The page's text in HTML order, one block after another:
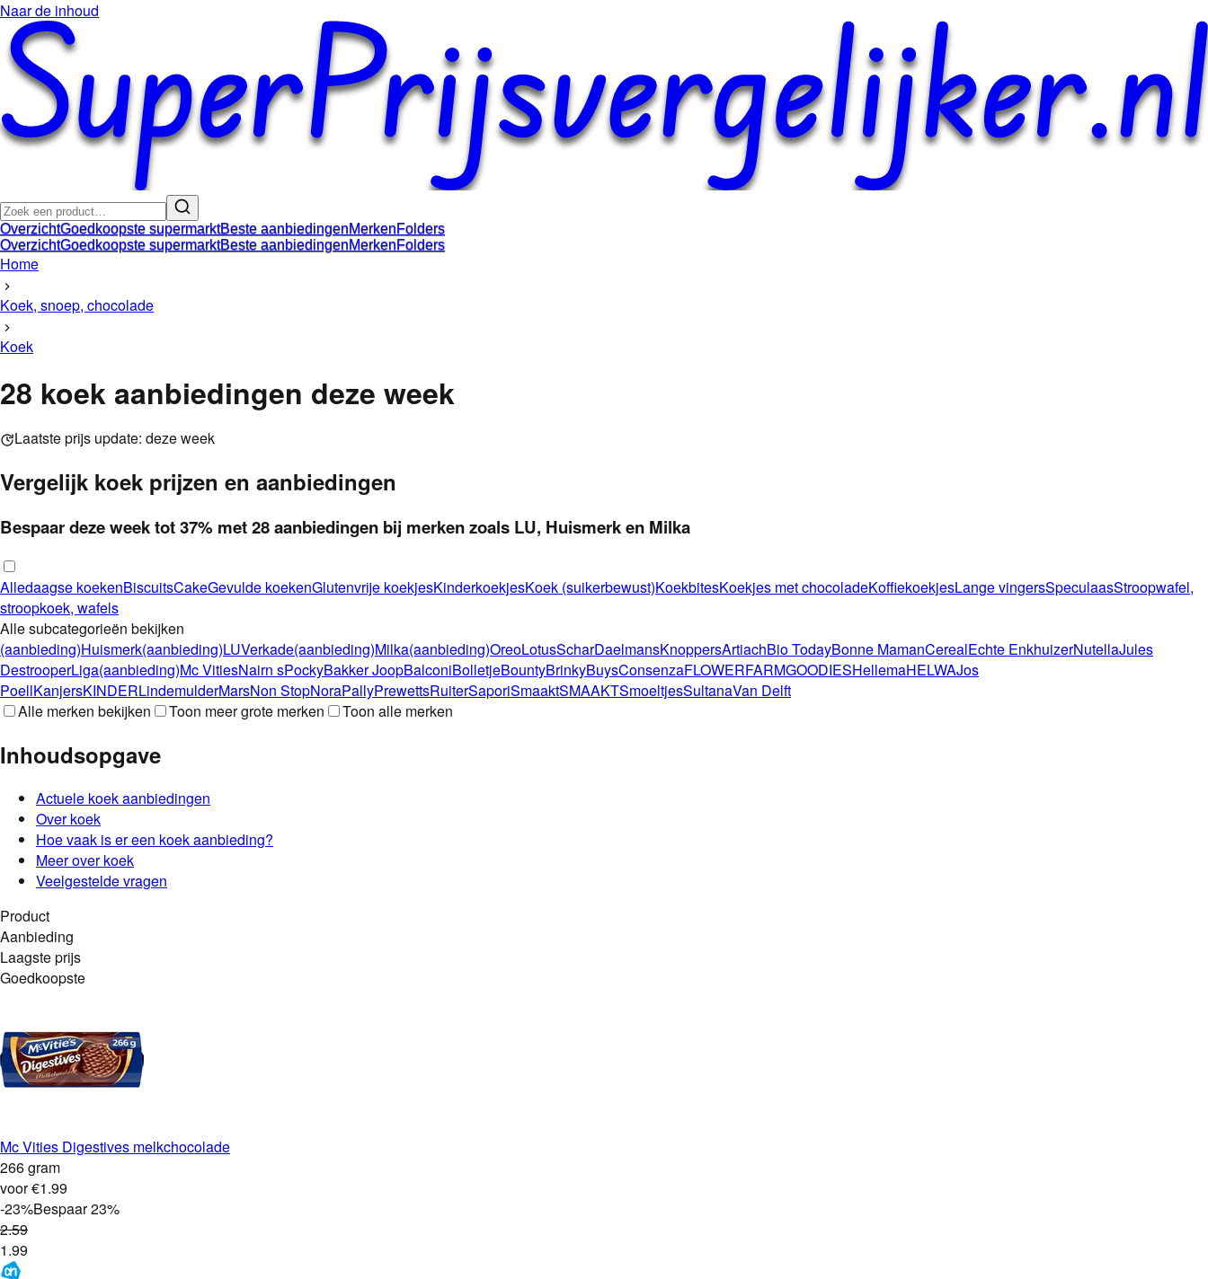
Naar de inhoud
OverzichtGoedkoopste supermarktBeste aanbiedingenMerkenFolders
OverzichtGoedkoopste supermarktBeste aanbiedingenMerkenFolders
Home
Koek, snoep, chocolade
Koek
28 koek aanbiedingen deze week
Laatste prijs update: deze week
Vergelijk koek prijzen en aanbiedingen
Bespaar deze weektot37% met28aanbiedingen bij merken zoals LU, Huismerk en Milka
Alledaagse koekenBiscuitsCakeGevulde koekenGlutenvrije koekjesKinderkoekjesKoek (suikerbewust)KoekbitesKoekjes met chocoladeKoffiekoekjesLange vingersSpeculaasStroopwafel,
stroopkoek, wafels
Alle subcategorieën bekijken
(aanbieding)Huismerk(aanbieding)LUVerkade(aanbieding)Milka(aanbieding)OreoLotusScharDaelmansKnoppersArtiachBio TodayBonne MamanCerealEchte EnkhuizerNutellaJules
DestrooperLiga(aanbieding)Mc VitiesNairn sPockyBakker JoopBalconiBolletjeBountyBrinkyBuysConsenzaFLOWERFARMGOODIESHellemaHELWAJos
PoellKanjersKINDERLindemulderMarsNon StopNoraPallyPrewettsRuiterSaporiSmaaktSMAAKTSmoeltjesSultanaVan Delft
Alle merken bekijken
Toon meer grote merken Toon alle merken
Inhoudsopgave
Actuele koekaanbiedingen
Overkoek
Hoe vaak is er een koekaanbieding?
Meer over koek
Veelgestelde vragen
Product
Aanbieding
Laagste prijs
Goedkoopste
Mc Vities Digestives melkchocolade
266 gram
voor €1.99
-23%Bespaar23%
2.59
1.99